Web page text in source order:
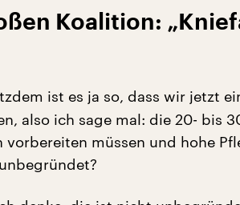
Koalition:
ist es ja so, dass wir jetzt
also ich sage mal: die 20- bis
vorbereiten müssen und hohe